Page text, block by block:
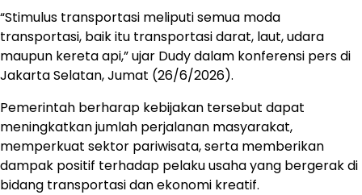
“Stimulus transportasi meliputi semua moda
transportasi, baik itu transportasi darat, laut, udara
maupun kereta api,” ujar Dudy dalam konferensi pers di
Jakarta Selatan, Jumat (26/6/2026).
Pemerintah berharap kebijakan tersebut dapat
meningkatkan jumlah perjalanan masyarakat,
memperkuat sektor pariwisata, serta memberikan
dampak positif terhadap pelaku usaha yang bergerak di
bidang transportasi dan ekonomi kreatif.